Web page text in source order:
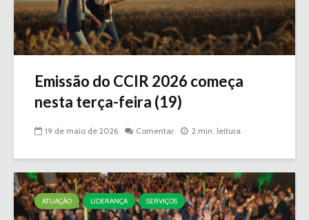
Emissão do CCIR 2026 começa
nesta terça-feira (19)
19 de maio de 2026 Comentar 2 min. leitura
ATUAÇÃO LIDERANÇA SERVIÇOS